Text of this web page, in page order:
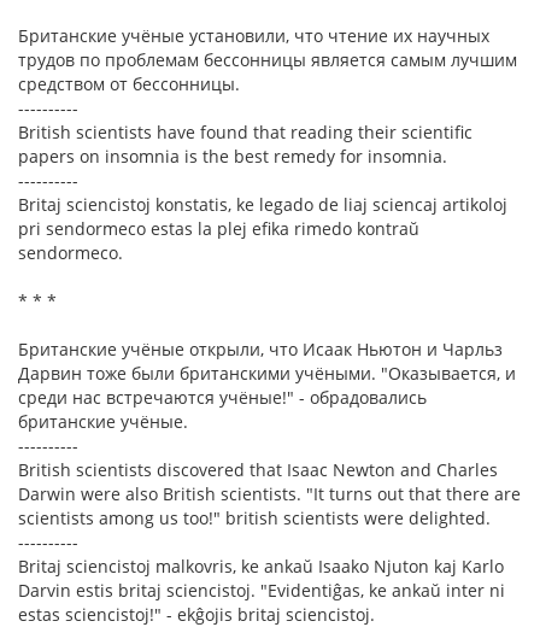
Британские учёные установили, что чтение их научных
трудов по проблемам бессонницы является самым лучшим
средством от бессонницы.
----------
British scientists have found that reading their scientific
papers on insomnia is the best remedy for insomnia.
----------
Britaj sciencistoj konstatis, ke legado de liaj sciencaj artikoloj
pri sendormeco estas la plej efika rimedo kontraŭ
sendormeco.
* * *
Британские учёные открыли, что Исаак Ньютон и Чарльз
Дарвин тоже были британскими учёными. "Оказывается, и
среди нас встречаются учёные!" - обрадовались
британские учёные.
----------
British scientists discovered that Isaac Newton and Charles
Darwin were also British scientists. "It turns out that there are
scientists among us too!" british scientists were delighted.
----------
Britaj sciencistoj malkovris, ke ankaŭ Isaako Njuton kaj Karlo
Darvin estis britaj sciencistoj. "Evidentiĝas, ke ankaŭ inter ni
estas sciencistoj!" - ekĝojis britaj sciencistoj.